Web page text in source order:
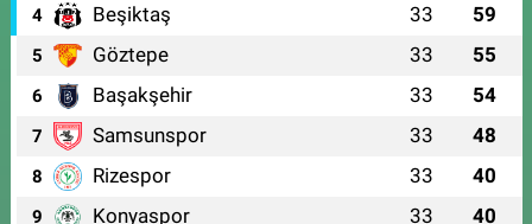
4 Beşiktaş 33 59
5 Göztepe 33 55
6 Başakşehir 33 54
7 Samsunspor 33 48
8 Rizespor 33 40
9 Konyaspor 33 40